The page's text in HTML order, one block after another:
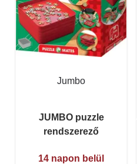
Jumbo
JUMBO puzzle
rendszerező
14 napon belül